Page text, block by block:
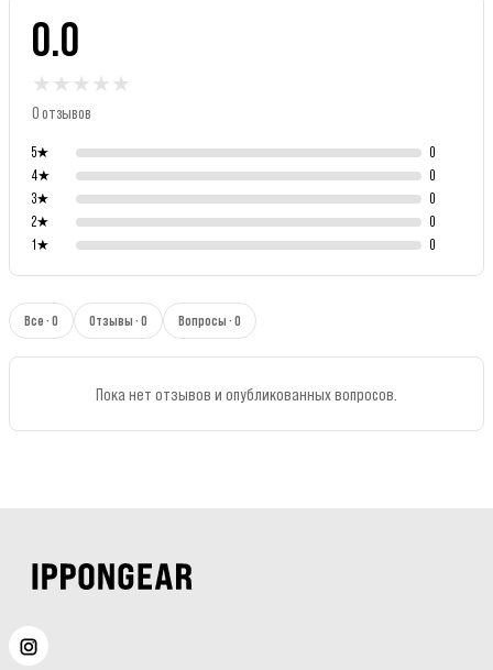
0.0
★ ★ ★ ★ ★
0 отзывов
5★
0
4★
0
3★
0
2★
0
1★ 0
Все · 0 Отзывы · 0 Вопросы · 0
Пока нет отзывов и опубликованных вопросов.